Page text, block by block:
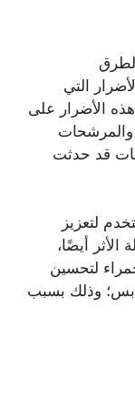
التي
الأضرار على
والمرشحات
قد حدثت
لتعزيز
أيضًا،
لتحسين
وذلك بسبب